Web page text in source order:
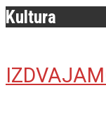
Kultura